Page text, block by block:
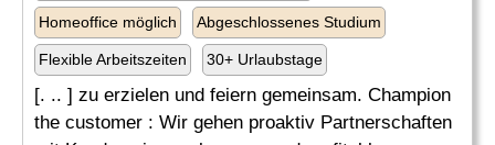
Homeoffice möglich Abgeschlossenes Studium
Flexible Arbeitszeiten 30+ Urlaubstage
[. .. ] zu erzielen und feiern gemeinsam. Champion
the customer : Wir gehen proaktiv Partnerschaften